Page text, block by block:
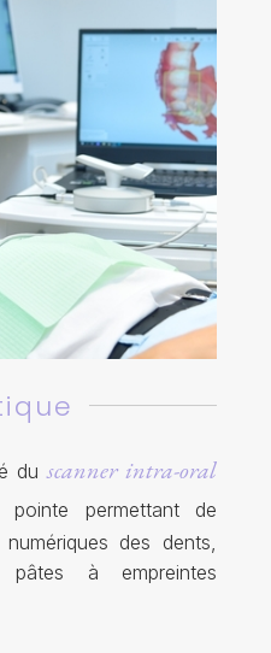
du scanner intra-oral
pointe permettant de
des dents,
pâtes à empreintes